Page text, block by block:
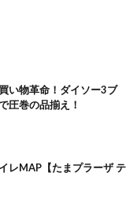
い物革命！ダイソー3ブ
圧巻の品揃え！
レMAP【たまプラーザ テ